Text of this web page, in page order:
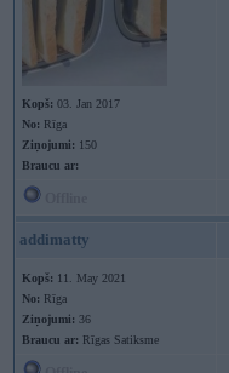
Kopš: 03. Jan 2017
No: Rīga
Ziņojumi: 150
Braucu ar:
addimatty
Kopš: 11. May 2021
No: Rīga
Ziņojumi: 36
Braucu ar: Rīgas Satiksme